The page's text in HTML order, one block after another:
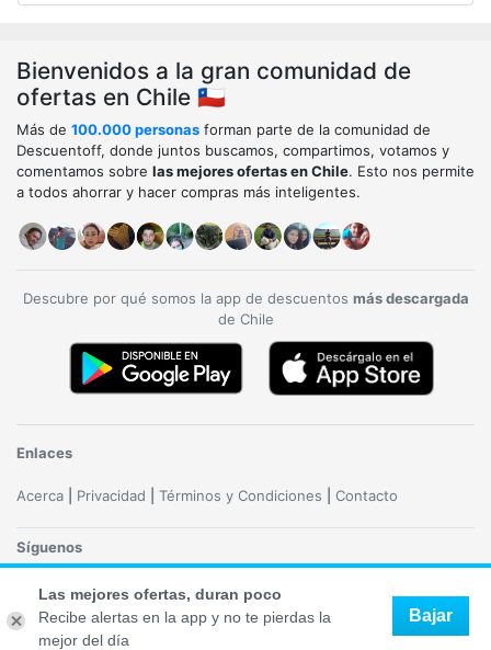
Bienvenidos a la gran comunidad de
ofertas en Chile 🇨🇱
Más de 100.000 personas forman parte de la comunidad de
Descuentoff, donde juntos buscamos, compartimos, votamos y
comentamos sobre las mejores ofertas en Chile. Esto nos permite
a todos ahorrar y hacer compras más inteligentes.
Descubre por qué somos la app de descuentos más descargada
de Chile
Enlaces
Acerca Privacidad Términos y Condiciones Contacto
Síguenos
Copyright 2020 - 2026 Descuentoff. Todos los derechos reservados. Logos y marcas
Las mejores ofertas, duran poco
Recibe alertas en la app y no te pierdas la
mejor del día
Bajar